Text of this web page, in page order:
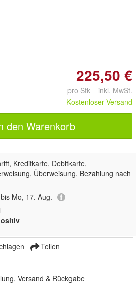
225,50 €
pro Stk inkl. MwSt.
Kostenloser Versand
den Warenkorb
Kreditkarte, Debitkarte,
Überweisung, Bezahlung nach
Mo, 17. Aug.
Teilen
Versand & Rückgabe